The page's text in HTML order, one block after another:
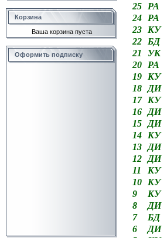
Корзина
Ваша корзина пуста
Оформить подписку
25
РА
24
РА
23
КУ
22
БД
21
УК
20
РА
19
КУ
18
ДИ
17
КУ
16
ДИ
15
ДИ
14
КУ
13
ДИ
12
ДИ
11
КУ
10
КУ
9
КУ
8
ДИ
7
БД
6
ДИ